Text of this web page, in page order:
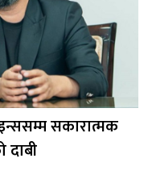
सकारात्मक
दाबी